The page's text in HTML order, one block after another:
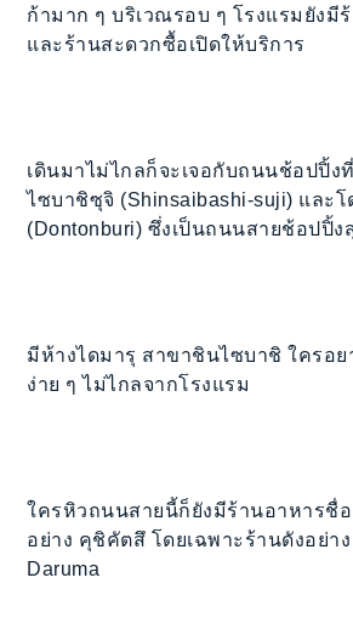
ก้ามาก ๆ บริเวณรอบ ๆ โรงแรมยังมี
และร้านสะดวกซื้อเปิดให้บริการ
เดินมาไม่ไกลก็จะเจอกับถนนช้อปปิ้ง
ไซบาชิซุจิ (Shinsaibashi-suji) และโ
(Dontonburi) ซึ่งเป็นถนนสายช้อปปิ้
มีห้างไดมารุ สาขาชินไซบาชิ ใครอย
ง่าย ๆ ไม่ไกลจากโรงแรม
ใครหิวถนนสายนี้ก็ยังมีร้านอาหารชื่
อย่าง คุชิคัตสึ โดยเฉพาะร้านดังอย่าง
Daruma